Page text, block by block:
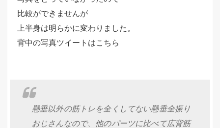
比較ができませんが
上半身は明らかに変わりました。
背中の写真ツイートはこちら
懸垂以外の筋トレを全くしてない懸垂全振り
おじさんなので、他のパーツに比べて広背筋